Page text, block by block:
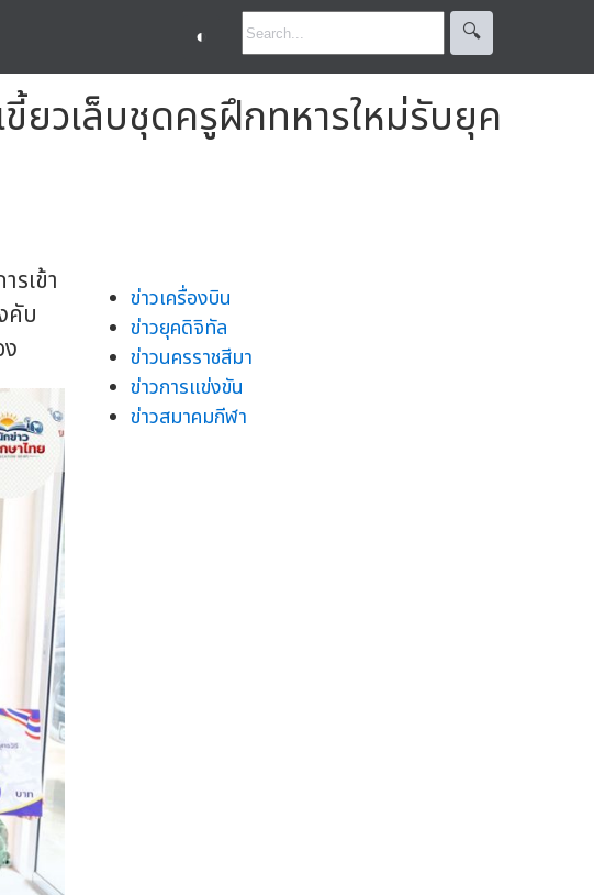
◐ 🔍︎
ยวเล็บชุดครูฝึกทหารใหม่รับยุค
รเข้า
คับ
ข่าวเครื่องบิน
ข่าวยุคดิจิทัล
ข่าวนครราชสีมา
ข่าวการแข่งขัน
ข่าวสมาคมกีฬา